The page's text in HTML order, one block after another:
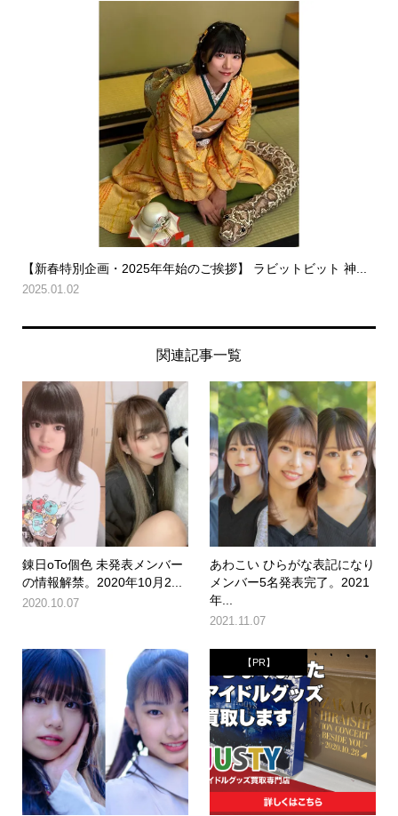
【新春特別企画・2025年年始のご挨拶】 ラビットビット 神...
2025.01.02
関連記事一覧
錬日oTo個色 未発表メンバー
の情報解禁。2020年10月2...
2020.10.07
あわこい ひらがな表記になり
メンバー5名発表完了。2021
年...
2021.11.07
【PR】